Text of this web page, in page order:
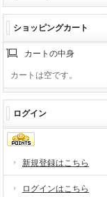
ショッピングカート
カートの中身
カートは空です。
ログイン
新規登録はこちら
ログインはこちら